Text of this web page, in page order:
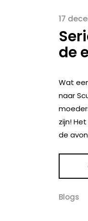
17
de
Wat
naar
zijn!
de
Blogs